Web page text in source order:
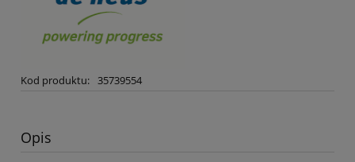
Kod produktu: 35739554
Opis